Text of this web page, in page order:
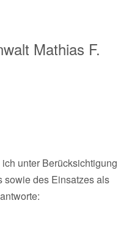
Mathias F.
unter Berücksichtigung
sowie des Einsatzes als